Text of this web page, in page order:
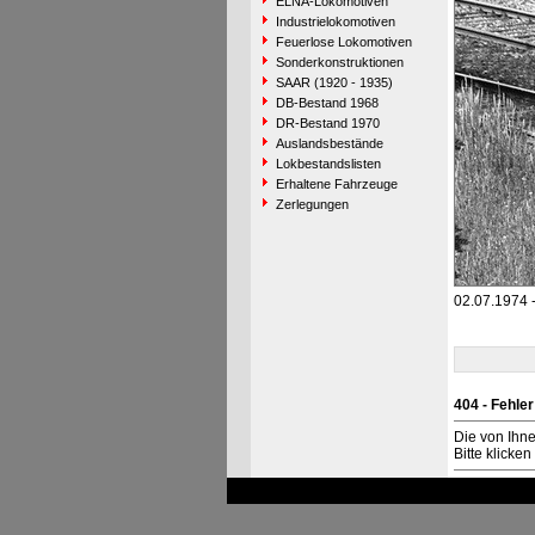
Industrielokomotiven
Feuerlose Lokomotiven
Sonderkonstruktionen
SAAR (1920 - 1935)
DB-Bestand 1968
DR-Bestand 1970
Auslandsbestände
Lokbestandslisten
Erhaltene Fahrzeuge
Zerlegungen
02.07.1974
404 - Fehler
Die von
Bitte